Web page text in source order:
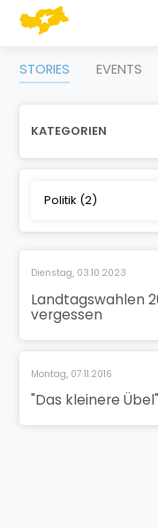
STORIES EVENTS
Dienstag, 03.10.2023
Landtagswahlen
vergessen
Montag, 07.11.2016
"Das kleinere Übel"
KATEGORIEN